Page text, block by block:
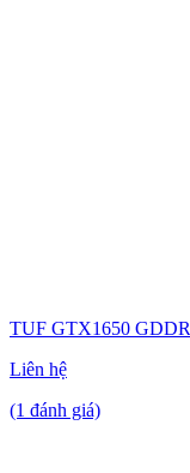
TUF GTX1650
Liên hệ
(1 đánh giá)